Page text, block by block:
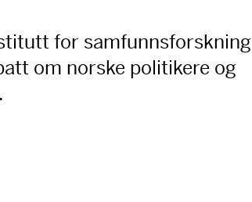
for samfunnsforskning
om norske politikere og